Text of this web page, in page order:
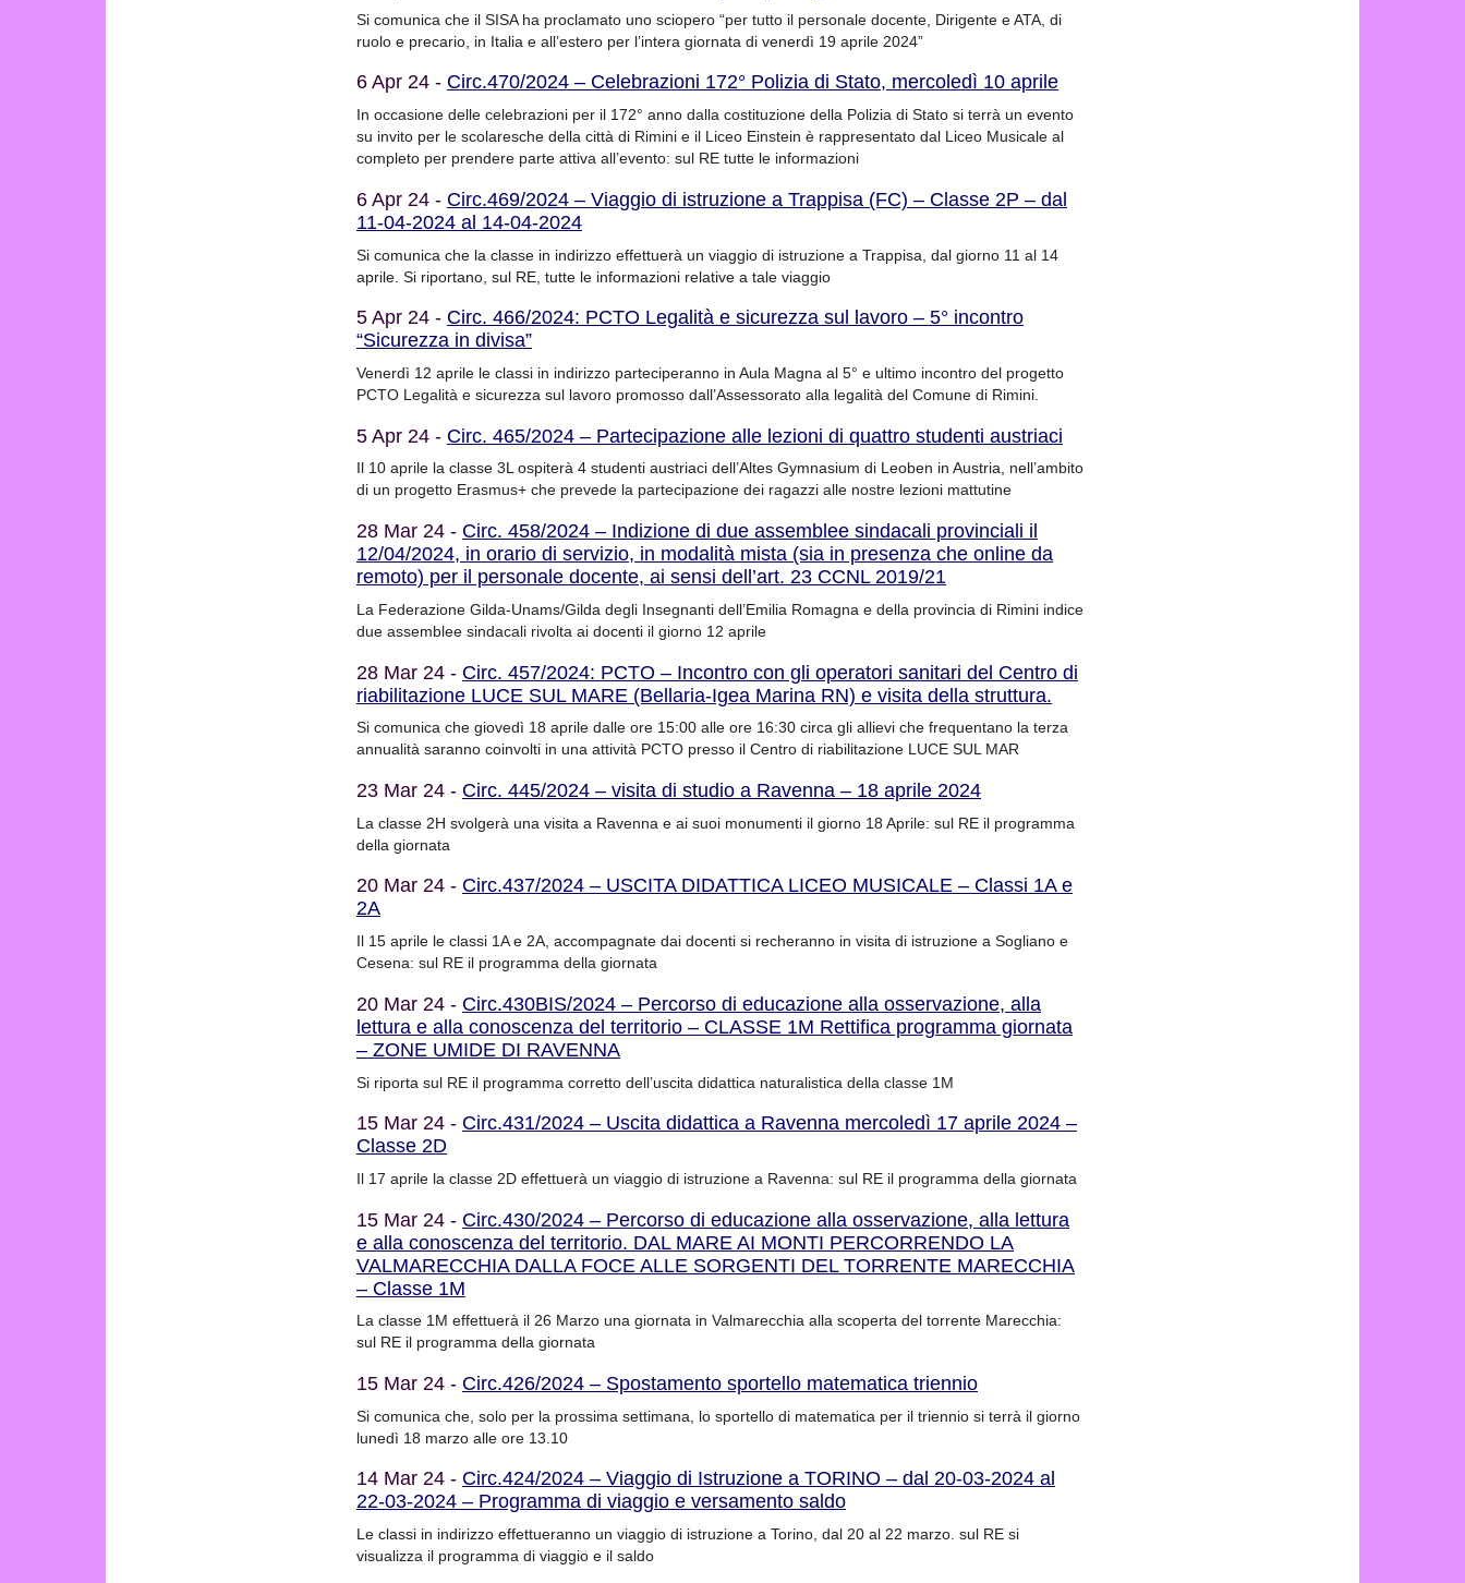
Si comunica che il SISA ha proclamato uno sciopero “per tutto il personale docente, Dirigente e ATA, di
ruolo e precario, in Italia e all’estero per l’intera giornata di venerdì 19 aprile 2024”
6 Apr 24 - Circ.470/2024 – Celebrazioni 172° Polizia di Stato, mercoledì 10 aprile
In occasione delle celebrazioni per il 172° anno dalla costituzione della Polizia di Stato si terrà un evento
su invito per le scolaresche della città di Rimini e il Liceo Einstein è rappresentato dal Liceo Musicale al
completo per prendere parte attiva all’evento: sul RE tutte le informazioni
6 Apr 24 - Circ.469/2024 – Viaggio di istruzione a Trappisa (FC) – Classe 2P – dal
11-04-2024 al 14-04-2024
Si comunica che la classe in indirizzo effettuerà un viaggio di istruzione a Trappisa, dal giorno 11 al 14
aprile. Si riportano, sul RE, tutte le informazioni relative a tale viaggio
5 Apr 24 - Circ. 466/2024: PCTO Legalità e sicurezza sul lavoro – 5° incontro
“Sicurezza in divisa”
Venerdì 12 aprile le classi in indirizzo parteciperanno in Aula Magna al 5° e ultimo incontro del progetto
PCTO Legalità e sicurezza sul lavoro promosso dall’Assessorato alla legalità del Comune di Rimini.
5 Apr 24 - Circ. 465/2024 – Partecipazione alle lezioni di quattro studenti austriaci
Il 10 aprile la classe 3L ospiterà 4 studenti austriaci dell’Altes Gymnasium di Leoben in Austria, nell’ambito
di un progetto Erasmus+ che prevede la partecipazione dei ragazzi alle nostre lezioni mattutine
28 Mar 24 - Circ. 458/2024 – Indizione di due assemblee sindacali provinciali il
12/04/2024, in orario di servizio, in modalità mista (sia in presenza che online da
remoto) per il personale docente, ai sensi dell’art. 23 CCNL 2019/21
La Federazione Gilda-Unams/Gilda degli Insegnanti dell’Emilia Romagna e della provincia di Rimini indice
due assemblee sindacali rivolta ai docenti il giorno 12 aprile
28 Mar 24 - Circ. 457/2024: PCTO – Incontro con gli operatori sanitari del Centro di
riabilitazione LUCE SUL MARE (Bellaria-Igea Marina RN) e visita della struttura.
Si comunica che giovedì 18 aprile dalle ore 15:00 alle ore 16:30 circa gli allievi che frequentano la terza
annualità saranno coinvolti in una attività PCTO presso il Centro di riabilitazione LUCE SUL MAR
23 Mar 24 - Circ. 445/2024 – visita di studio a Ravenna – 18 aprile 2024
La classe 2H svolgerà una visita a Ravenna e ai suoi monumenti il giorno 18 Aprile: sul RE il programma
della giornata
20 Mar 24 - Circ.437/2024 – USCITA DIDATTICA LICEO MUSICALE – Classi 1A e
2A
Il 15 aprile le classi 1A e 2A, accompagnate dai docenti si recheranno in visita di istruzione a Sogliano e
Cesena: sul RE il programma della giornata
20 Mar 24 - Circ.430BIS/2024 – Percorso di educazione alla osservazione, alla
lettura e alla conoscenza del territorio – CLASSE 1M Rettifica programma giornata
– ZONE UMIDE DI RAVENNA
Si riporta sul RE il programma corretto dell’uscita didattica naturalistica della classe 1M
15 Mar 24 - Circ.431/2024 – Uscita didattica a Ravenna mercoledì 17 aprile 2024 –
Classe 2D
Il 17 aprile la classe 2D effettuerà un viaggio di istruzione a Ravenna: sul RE il programma della giornata
15 Mar 24 - Circ.430/2024 – Percorso di educazione alla osservazione, alla lettura
e alla conoscenza del territorio. DAL MARE AI MONTI PERCORRENDO LA
VALMARECCHIA DALLA FOCE ALLE SORGENTI DEL TORRENTE MARECCHIA
– Classe 1M
La classe 1M effettuerà il 26 Marzo una giornata in Valmarecchia alla scoperta del torrente Marecchia:
sul RE il programma della giornata
15 Mar 24 - Circ.426/2024 – Spostamento sportello matematica triennio
Si comunica che, solo per la prossima settimana, lo sportello di matematica per il triennio si terrà il giorno
lunedì 18 marzo alle ore 13.10
14 Mar 24 - Circ.424/2024 – Viaggio di Istruzione a TORINO – dal 20-03-2024 al
22-03-2024 – Programma di viaggio e versamento saldo
Le classi in indirizzo effettueranno un viaggio di istruzione a Torino, dal 20 al 22 marzo. sul RE si
visualizza il programma di viaggio e il saldo